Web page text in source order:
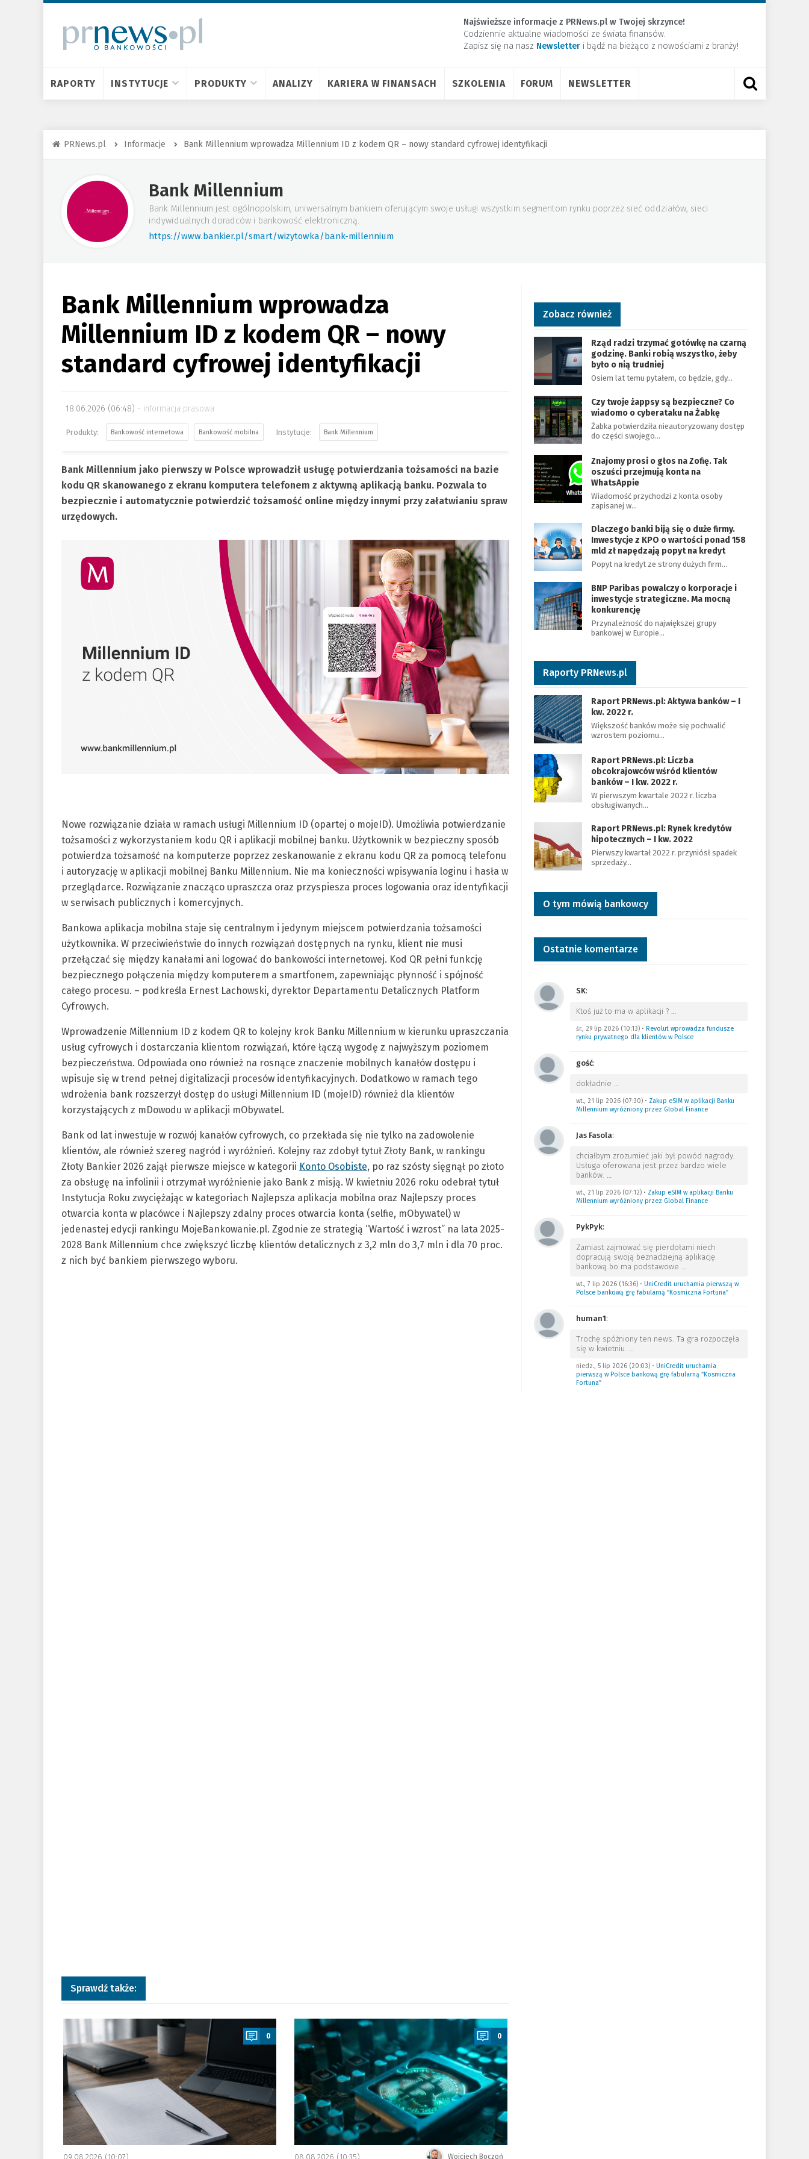
Najświeższe informacje z PRNews.pl w Twojej skrzynce!
Codziennie aktualne wiadomości ze świata finansów.
Zapisz się na nasz Newsletter ​i bądź na bieżąco z nowościami z branży!
RAPORTY INSTYTUCJE PRODUKTY ANALIZY KARIERA W FINANSACH SZKOLENIA FORUM NEWSLETTER
PRNews.pl Informacje Bank Millennium wprowadza Millennium ID z kodem QR – nowy standard cyfrowej identyfikacji
Bank Millennium
Bank Millennium jest ogólnopolskim, uniwersalnym bankiem oferującym swoje usługi wszystkim segmentom rynku poprzez sieć oddziałów, sieci
indywidualnych doradców i bankowość elektroniczną.
https://www.bankier.pl/smart/wizytowka/bank-millennium
Bank Millennium wprowadza
Millennium ID z kodem QR – nowy
standard cyfrowej identyfikacji
18.06.2026 (06:48) informacja prasowa
Bankowość internetowa Bankowość mobilna Bank Millennium
Bank Millennium jako pierwszy w Polsce wprowadził usługę potwierdzania tożsamości na bazie
kodu QR skanowanego z ekranu komputera telefonem z aktywną aplikacją banku. Pozwala to
bezpiecznie i automatycznie potwierdzić tożsamość online między innymi przy załatwianiu spraw
urzędowych.
Nowe rozwiązanie działa w ramach usługi Millennium ID (opartej o mojeID). Umożliwia potwierdzanie
tożsamości z wykorzystaniem kodu QR i aplikacji mobilnej banku. Użytkownik w bezpieczny sposób
potwierdza tożsamość na komputerze poprzez zeskanowanie z ekranu kodu QR za pomocą telefonu
i autoryzację w aplikacji mobilnej Banku Millennium. Nie ma konieczności wpisywania loginu i hasła w
przeglądarce. Rozwiązanie znacząco upraszcza oraz przyspiesza proces logowania oraz identyfikacji
w serwisach publicznych i komercyjnych.
Bankowa aplikacja mobilna staje się centralnym i jedynym miejscem potwierdzania tożsamości
użytkownika. W przeciwieństwie do innych rozwiązań dostępnych na rynku, klient nie musi
przełączać się między kanałami ani logować do bankowości internetowej. Kod QR pełni funkcję
bezpiecznego połączenia między komputerem a smartfonem, zapewniając płynność i spójność
całego procesu. – podkreśla Ernest Lachowski, dyrektor Departamentu Detalicznych Platform
Cyfrowych.
Wprowadzenie Millennium ID z kodem QR to kolejny krok Banku Millennium w kierunku upraszczania
usług cyfrowych i dostarczania klientom rozwiązań, które łączą wygodę z najwyższym poziomem
bezpieczeństwa. Odpowiada ono również na rosnące znaczenie mobilnych kanałów dostępu i
wpisuje się w trend pełnej digitalizacji procesów identyfikacyjnych. Dodatkowo w ramach tego
wdrożenia bank rozszerzył dostęp do usługi Millennium ID (mojeID) również dla klientów
korzystających z mDowodu w aplikacji mObywatel.
Bank od lat inwestuje w rozwój kanałów cyfrowych, co przekłada się nie tylko na zadowolenie
klientów, ale również szereg nagród i wyróżnień. Kolejny raz zdobył tytuł Złoty Bank, w rankingu
Złoty Bankier 2026 zajął pierwsze miejsce w kategorii Konto Osobiste, po raz szósty sięgnął po złoto
za obsługę na infolinii i otrzymał wyróżnienie jako Bank z misją. W kwietniu 2026 roku odebrał tytuł
Instytucja Roku zwyciężając w kategoriach Najlepsza aplikacja mobilna oraz Najlepszy proces
otwarcia konta w placówce i Najlepszy zdalny proces otwarcia konta (selfie, mObywatel) w
jedenastej edycji rankingu MojeBankowanie.pl. Zgodnie ze strategią “Wartość i wzrost” na lata 2025-
2028 Bank Millennium chce zwiększyć liczbę klientów detalicznych z 3,2 mln do 3,7 mln i dla 70 proc.
z nich być bankiem pierwszego wyboru.
Sprawdź także:
a
0
09.08.2026 (10:07)
a
0
Wojciech Boczoń
08.08.2026 (10:35)
Zobacz również
Rząd radzi trzymać gotówkę na czarną
godzinę. Banki robią wszystko, żeby
było o nią trudniej
Osiem lat temu pytałem, co będzie, gdy…
Czy twoje żappsy są bezpieczne? Co
wiadomo o cyberataku na Żabkę
Żabka potwierdziła nieautoryzowany dostęp
do części swojego…
Znajomy prosi o głos na Zofię. Tak
oszuści przejmują konta na
WhatsAppie
Wiadomość przychodzi z konta osoby
zapisanej w…
Dlaczego banki biją się o duże firmy.
Inwestycje z KPO o wartości ponad 158
mld zł napędzają popyt na kredyt
Popyt na kredyt ze strony dużych firm…
BNP Paribas powalczy o korporacje i
inwestycje strategiczne. Ma mocną
konkurencję
Przynależność do największej grupy
bankowej w Europie…
Raporty PRNews.pl
Raport PRNews.pl: Aktywa banków – I
kw. 2022 r.
Większość banków może się pochwalić
wzrostem poziomu…
Raport PRNews.pl: Liczba
obcokrajowców wśród klientów
banków – I kw. 2022 r.
W pierwszym kwartale 2022 r. liczba
obsługiwanych…
Raport PRNews.pl: Rynek kredytów
hipotecznych – I kw. 2022
Pierwszy kwartał 2022 r. przyniósł spadek
sprzedaży…
O tym mówią bankowcy
Ostatnie komentarze
SK:
Ktoś już to ma w aplikacji ? …
śr., 29 lip 2026 (10:13)• Revolut wprowadza fundusze
rynku prywatnego dla klientów w Polsce
gość:
dokładnie …
wt., 21 lip 2026 (07:30)• Zakup eSIM w aplikacji Banku
Millennium wyróżniony przez Global Finance
Jas Fasola:
chciałbym zrozumieć jaki był powód nagrody.
Usługa oferowana jest przez bardzo wiele
banków. …
wt., 21 lip 2026 (07:12)• Zakup eSIM w aplikacji Banku
Millennium wyróżniony przez Global Finance
PykPyk:
Zamiast zajmować się pierdołami niech
dopracują swoją beznadziejną aplikację
bankową bo ma podstawowe …
wt., 7 lip 2026 (16:36)• UniCredit uruchamia pierwszą w
Polsce bankową grę fabularną “Kosmiczna Fortuna”
human1:
Trochę spóźniony ten news. Ta gra rozpoczęła
się w kwietniu. …
niedz., 5 lip 2026 (20:03)• UniCredit uruchamia
pierwszą w Polsce bankową grę fabularną “Kosmiczna
Fortuna”